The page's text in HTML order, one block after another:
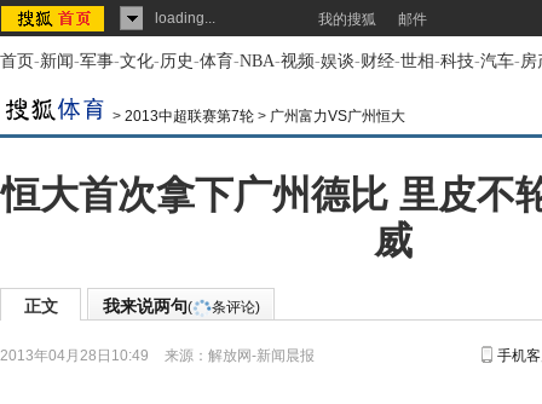
loading... 我的搜狐 邮件
首页-新闻-军事-文化-历史-体育-NBA-视频-娱谈-财经-世相-科技-汽车-房
> 2013中超联赛第7轮 > 广州富力VS广州恒大
恒大首次拿下广州德比 里皮不
威
正文 我来说两句( 条评论)
2013年04月28日10:49 来源： 解放网-新闻晨报 手机